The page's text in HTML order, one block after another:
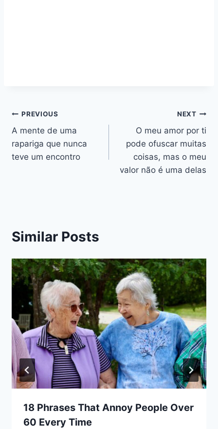
Navegação
de
artigos
PREVIOUS
A mente de uma
rapariga que nunca
teve um encontro
NEXT
O meu amor por ti
pode ofuscar muitas
coisas, mas o meu
valor não é uma delas
Similar Posts
18 Phrases That Annoy People Over
60 Every Time